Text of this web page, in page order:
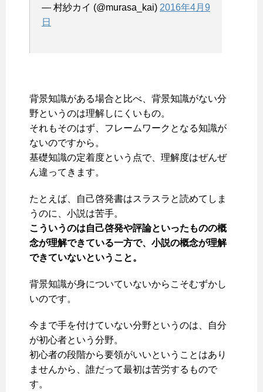
— 村紗カイ (@murasa_kai) 2016年4月9
日
背景知識がある場合と比べ、背景知識がない分
野というのは理解しにくいもの。
それもそのはず、フレームワークとなる知識が
ないのですから。
基礎知識の定着度という点で、理解度はぜんぜ
ん違ってきます。
たとえば、自己啓発書はスラスラと読めてしま
うのに、小説は苦手。
こういうのは自己啓発や評論といったものの概
念が理解できている一方で、小説の概念が理解
できていないということ。
背景知識が身についていないからこそむずかし
いのです。
今まで手を付けていない分野というのは、自分
が初心者という分野。
初心者の段階から要領がいいということはあり
ませんから、誰だって最初は苦労するもので
す。